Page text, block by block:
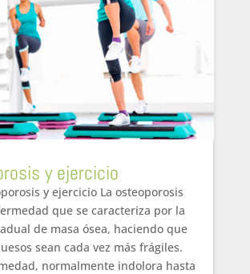
y ejercicio
y ejercicio La osteoporosis
que se caracteriza por la
de masa ósea, haciendo que
sean cada vez más frágiles.
normalmente indolora hasta